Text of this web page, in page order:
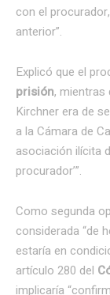
con el
anterior”.
Explicó que el
prisión, mientras
Kirchner era de
a la Cámara de
asociación ilícita
procurador’”.
Como segunda
considerada “de
estaría en
artículo 280 del
implicaría